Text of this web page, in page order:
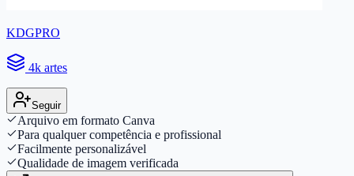
KDGPRO
4k artes
Seguir
Arquivo em formato Canva
Para qualquer competência e profissional
Facilmente personalizável
Qualidade de imagem verificada